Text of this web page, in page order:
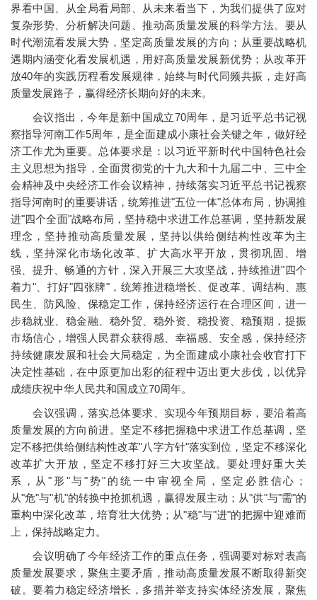
界看中国、从全局看局部、从未来看当下，为我们提供了应对
复杂形势、分析解决问题、推动高质量发展的科学方法。要从
时代潮流看发展大势，坚定高质量发展的方向；从重要战略机
遇期内涵变化看发展机遇，用好高质量发展新优势；从改革开
放40年的实践历程看发展规律，始终与时代同频共振，走好高
质量发展路子，赢得经济长期向好的未来。
会议指出，今年是新中国成立70周年，是习近平总书记视
察指导河南工作5周年，是全面建成小康社会关键之年，做好经
济工作尤为重要。总体要求是：以习近平新时代中国特色社会
主义思想为指导，全面贯彻党的十九大和十九届二中、三中全
会精神及中央经济工作会议精神，持续落实习近平总书记视察
指导河南时的重要讲话，统筹推进"五位一体"总体布局，协调推
进"四个全面"战略布局，坚持稳中求进工作总基调，坚持新发展
理念，坚持推动高质量发展，坚持以供给侧结构性改革为主
线，坚持深化市场化改革、扩大高水平开放，贯彻巩固、增
强、提升、畅通的方针，深入开展三大攻坚战，持续推进"四个
着力"、打好"四张牌"，统筹推进稳增长、促改革、调结构、惠
民生、防风险、保稳定工作，保持经济运行在合理区间，进一
步稳就业、稳金融、稳外贸、稳外资、稳投资、稳预期，提振
市场信心，增强人民群众获得感、幸福感、安全感，保持经济
持续健康发展和社会大局稳定，为全面建成小康社会收官打下
决定性基础，在中原更加出彩的征程中迈出更大步伐，以优异
成绩庆祝中华人民共和国成立70周年。
会议强调，落实总体要求、实现今年预期目标，要沿着高
质量发展的方向前进。坚定不移把握稳中求进工作总基调，坚
定不移把供给侧结构性改革"八字方针"落实到位，坚定不移深化
改革扩大开放，坚定不移打好三大攻坚战。要处理好重大关
系，从"形"与"势"的统一中审视全局，坚定必胜信心；
从"危"与"机"的转换中抢抓机遇，赢得发展主动；从"供"与"需"的
重构中深化改革，培育壮大优势；从"稳"与"进"的把握中迎难而
上，保持战略定力。
会议明确了今年经济工作的重点任务，强调要对标对表高
质量发展要求，聚焦主要矛盾，推动高质量发展不断取得新突
破。要着力稳定经济增长，多措并举支持实体经济发展，聚焦